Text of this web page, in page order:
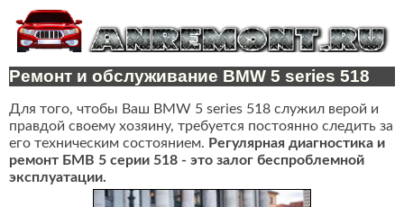
Ремонт и обслуживание BMW 5 series 518
Для того, чтобы Ваш BMW 5 series 518 служил верой и
правдой своему хозяину, требуется постоянно следить за
его техническим состоянием. Регулярная диагностика и
ремонт БМВ 5 серии 518 - это залог беспроблемной
эксплуатации.